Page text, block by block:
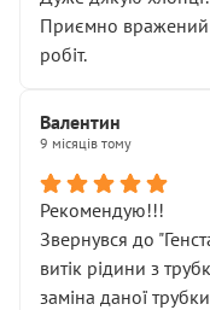
Приємно вражений
робіт.
Валентин
9 місяців тому
Рекомендую!!!
Звернувся до
витік рідини з
заміна даної